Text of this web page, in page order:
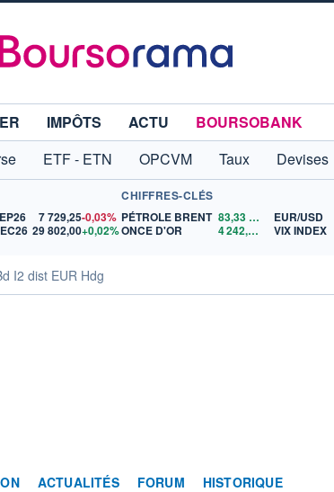
IMPÔTS ACTU
BOURSOBANK
ETF - ETN OPCVM Taux Devises
7 729,25-0,03%
29 802,00+0,02%
CHIFFRES-CLÉS
PÉTROLE BRENT 83,33
ONCE D'OR
4 242,32 $US
EUR/USD
VIX INDEX
I2 dist EUR Hdg
ACTUALITÉS FORUM HISTORIQUE